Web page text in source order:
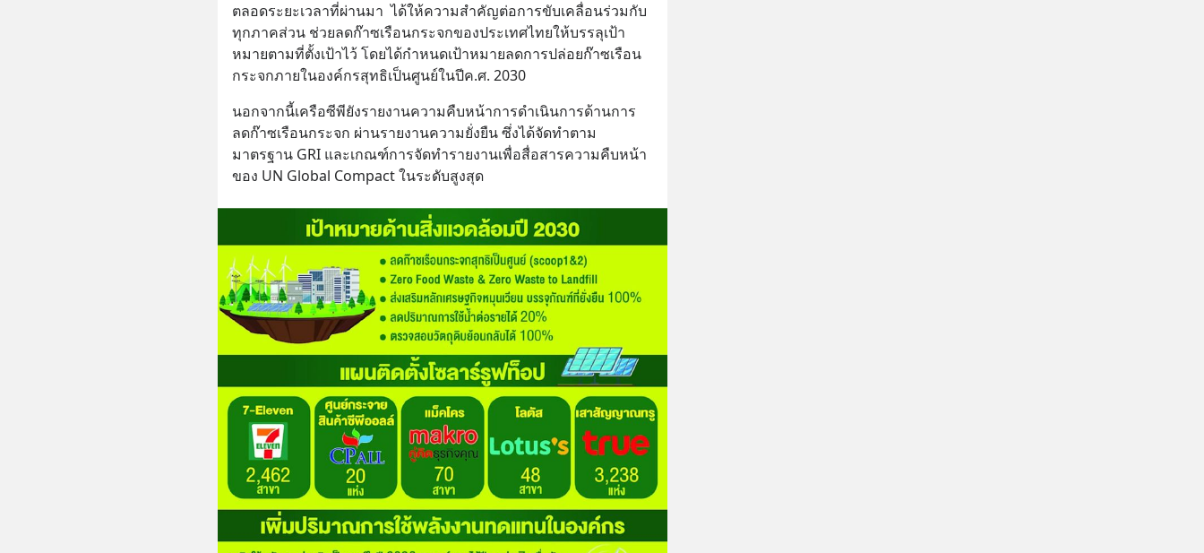
ตลอดระยะเวลาที่ผ่านมา  ได้ให้ความสำคัญต่อการขับเคลื่อนร่วมกับ
ทุกภาคส่วน ช่วยลดก๊าซเรือนกระจกของประเทศไทยให้บรรลุเป้า
หมายตามที่ตั้งเป้าไว้ โดยได้กำหนดเป้าหมายลดการปล่อยก๊าซเรือน
กระจกภายในองค์กรสุทธิเป็นศูนย์ในปีค.ศ. 2030
นอกจากนี้เครือซีพียังรายงานความคืบหน้าการดำเนินการด้านการ
ลดก๊าซเรือนกระจก ผ่านรายงานความยั่งยืน ซึ่งได้จัดทำตาม
มาตรฐาน GRI และเกณฑ์การจัดทำรายงานเพื่อสื่อสารความคืบหน้า
ของ UN Global Compact ในระดับสูงสุด